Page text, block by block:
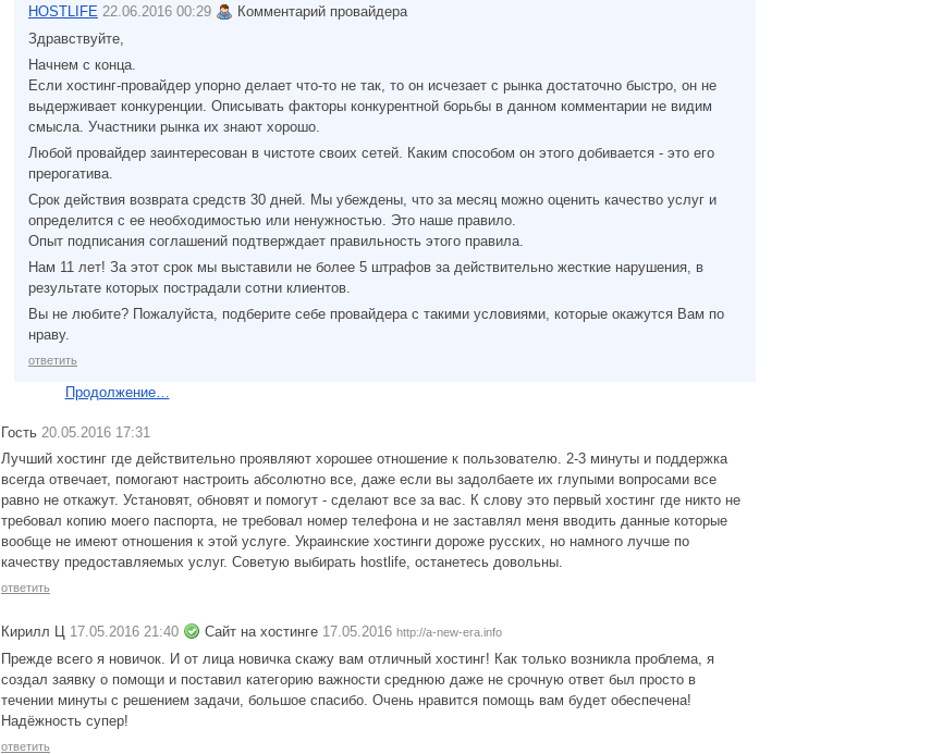
HOSTLIFE 22.06.2016 00:29
Комментарий провайдера
Здравствуйте,
Начнем с конца.
Если хостинг-провайдер упорно делает что-то не так, то он исчезает с рынка достаточно быстро, он не
выдерживает конкуренции. Описывать факторы конкурентной борьбы в данном комментарии не видим
смысла. Участники рынка их знают хорошо.
Любой провайдер заинтересован в чистоте своих сетей. Каким способом он этого добивается - это его
прерогатива.
Срок действия возврата средств 30 дней. Мы убеждены, что за месяц можно оценить качество услуг и
определится с ее необходимостью или ненужностью. Это наше правило.
Опыт подписания соглашений подтверждает правильность этого правила.
Нам 11 лет! За этот срок мы выставили не более 5 штрафов за действительно жесткие нарушения, в
результате которых пострадали сотни клиентов.
Вы не любите? Пожалуйста, подберите себе провайдера с такими условиями, которые окажутся Вам по
нраву.
ответить
Продолжение…
Гость 20.05.2016 17:31
Лучший хостинг где действительно проявляют хорошее отношение к пользователю. 2-3 минуты и поддержка
всегда отвечает, помогают настроить абсолютно все, даже если вы задолбаете их глупыми вопросами все
равно не откажут. Установят, обновят и помогут - сделают все за вас. К слову это первый хостинг где никто не
требовал копию моего паспорта, не требовал номер телефона и не заставлял меня вводить данные которые
вообще не имеют отношения к этой услуге. Украинские хостинги дороже русских, но намного лучше по
качеству предоставляемых услуг. Советую выбирать hostlife, останетесь довольны.
ответить
Кирилл Ц 17.05.2016 21:40 Сайт на хостинге 17.05.2016 http://a-new-era.info
Прежде всего я новичок. И от лица новичка скажу вам отличный хостинг! Как только возникла проблема, я
создал заявку о помощи и поставил категорию важности среднюю даже не срочную ответ был просто в
течении минуты с решением задачи, большое спасибо. Очень нравится помощь вам будет обеспечена!
Надёжность супер!
ответить